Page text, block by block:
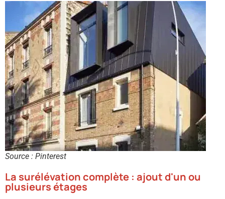
Source : Pinterest
La surélévation complète : ajout d'un ou
plusieurs étages